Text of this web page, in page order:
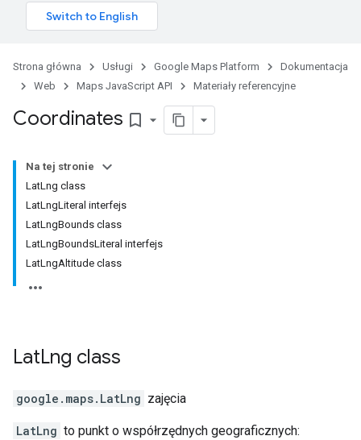
Strona główna Usługi Google Maps Platform
Dokumentacja
Web
Maps JavaScript API Materiały referencyjne
Coordinates bookmark_border
Na tej stronie
LatLng class
LatLngLiteral interfejs
LatLngBounds class
LatLngBoundsLiteral interfejs
LatLngAltitude class
LatLng class
google.maps. LatLng zajęcia
LatLng to punkt o współrzędnych geograficznych: